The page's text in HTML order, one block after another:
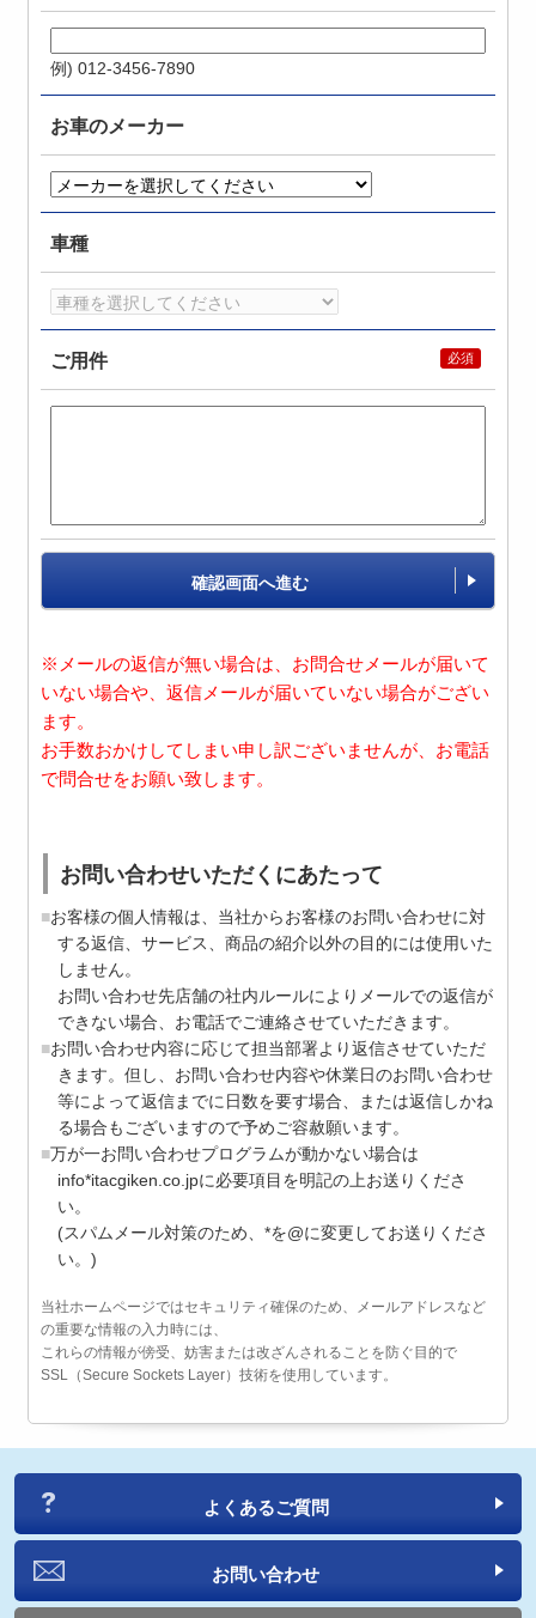
例) 012-3456-7890
お車のメーカー
車種
ご用件
確認画面へ進む
※メールの返信が無い場合は、お問合せメールが届いて
いない場合や、返信メールが届いていない場合がござい
ます。
お手数おかけしてしまい申し訳ございませんが、お電話
で問合せをお願い致します。
お問い合わせいただくにあたって
お客様の個人情報は、当社からお客様のお問い合わせに対
する返信、サービス、商品の紹介以外の目的には使用いた
しません。
お問い合わせ先店舗の社内ルールによりメールでの返信が
できない場合、お電話でご連絡させていただきます。
お問い合わせ内容に応じて担当部署より返信させていただ
きます。但し、お問い合わせ内容や休業日のお問い合わせ
等によって返信までに日数を要す場合、または返信しかね
る場合もございますので予めご容赦願います。
万が一お問い合わせプログラムが動かない場合は
info*itacgiken.co.jpに必要項目を明記の上お送りくださ
い。
(スパムメール対策のため、*を@に変更してお送りくださ
い。)
当社ホームページではセキュリティ確保のため、メールアドレスなど
の重要な情報の入力時には、
これらの情報が傍受、妨害または改ざんされることを防ぐ目的で
SSL（Secure Sockets Layer）技術を使用しています。
よくあるご質問
お問い合わせ